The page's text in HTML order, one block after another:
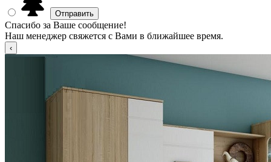
Спасибо за Ваше сообщение!
Наш менеджер свяжется с Вами в ближайшее время.